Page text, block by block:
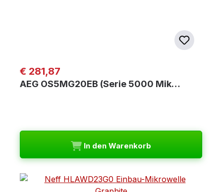
Regulärer Preis:
€ 281,87
AEG OS5MG20EB (Serie 5000 Mik…
In den Warenkorb